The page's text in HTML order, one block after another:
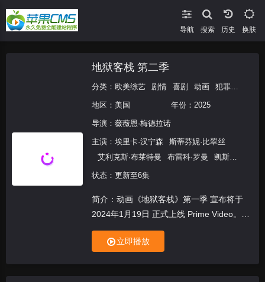
导航 搜索 换肤
地狱客栈 第二季
分类： 欧美综艺 剧情 喜剧 动画 犯罪 欧美动
地区： 美国 年份： 2025
导演： 薇薇恩·梅德拉诺
主演： 埃里卡·汉宁森
斯蒂芬妮·比翠丝
艾利克斯·布莱特曼
布雷科·罗曼
凯斯·
大
状态：更新至6集
简介：动画《地狱客栈》第一季 宣布将于
2024年1月19日 正式上线 Prime Video。
第二季确认制作中。
立即播放